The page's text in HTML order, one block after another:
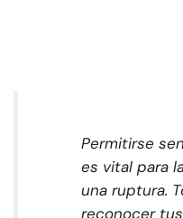
Permitirse
es vital para
una ruptura.
reconocer